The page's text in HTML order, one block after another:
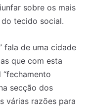
sobre os mais
tecido social.
fala de uma cidade
que com esta
secção dos
várias razões para